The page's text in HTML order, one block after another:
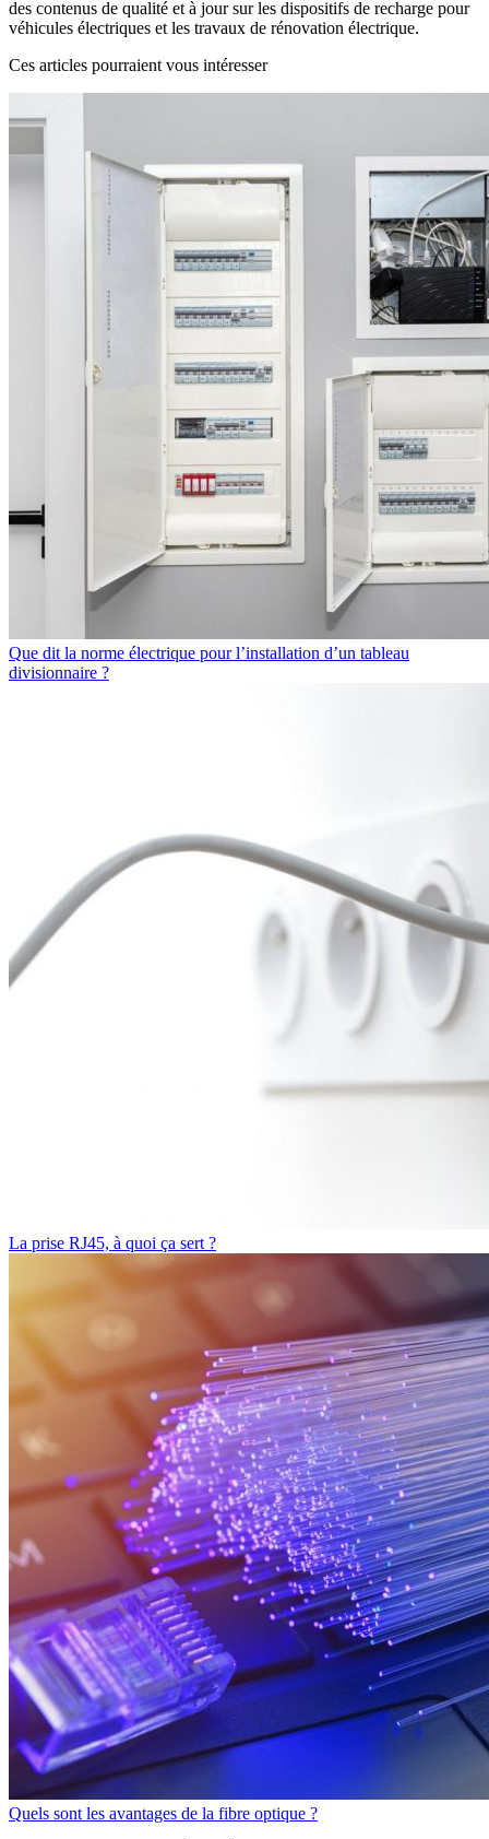
des contenus de qualité et à jour sur les dispositifs de recharge pour
véhicules électriques et les travaux de rénovation électrique.
Ces articles pourraient vous intéresser
Que dit la norme électrique pour l’installation d’un tableau
divisionnaire ?
La prise RJ45, à quoi ça sert ?
Quels sont les avantages de la fibre optique ?